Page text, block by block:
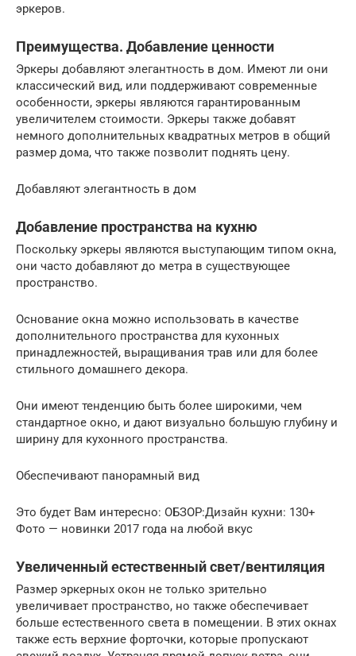
эркеров.
Преимущества. Добавление ценности
Эркеры добавляют элегантность в дом. Имеют ли они
классический вид, или поддерживают современные
особенности, эркеры являются гарантированным
увеличителем стоимости. Эркеры также добавят
немного дополнительных квадратных метров в общий
размер дома, что также позволит поднять цену.
Добавляют элегантность в дом
Добавление пространства на кухню
Поскольку эркеры являются выступающим типом окна,
они часто добавляют до метра в существующее
пространство.
Основание окна можно использовать в качестве
дополнительного пространства для кухонных
принадлежностей, выращивания трав или для более
стильного домашнего декора.
Они имеют тенденцию быть более широкими, чем
стандартное окно, и дают визуально большую глубину и
ширину для кухонного пространства.
Обеспечивают панорамный вид
Это будет Вам интересно: ОБЗОР:Дизайн кухни: 130+
Фото — новинки 2017 года на любой вкус
Увеличенный естественный свет/вентиляция
Размер эркерных окон не только зрительно
увеличивает пространство, но также обеспечивает
больше естественного света в помещении. В этих окнах
также есть верхние форточки, которые пропускают